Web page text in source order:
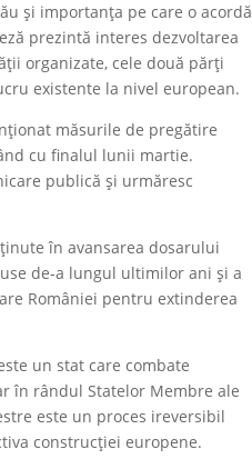
și importanța pe care o acordă
prezintă interes dezvoltarea
organizate, cele două părți
existente la nivel european.
măsurile de pregătire
cu finalul lunii martie.
publică și urmăresc
în avansarea dosarului
de-a lungul ultimilor ani și a
României pentru extinderea
un stat care combate
în rândul Statelor Membre ale
este un proces ireversibil
construcției europene.